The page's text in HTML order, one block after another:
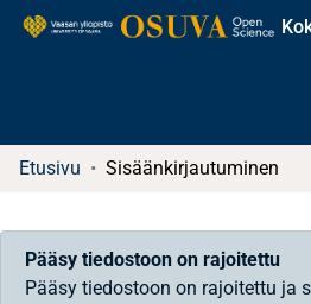
Etusivu Sisäänkirjautuminen
Pääsy tiedostoon on rajoitettu
Pääsy tiedostoon on rajoitettu ja